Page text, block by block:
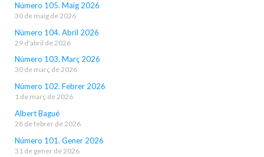
Número 105. Maig 2026
30 de maig de 2026
Número 104. Abril 2026
29 d'abril de 2026
Número 103. Març 2026
30 de març de 2026
Número 102. Febrer 2026
1 de març de 2026
Albert Bagué
28 de febrer de 2026
Número 101. Gener 2026
31 de gener de 2026